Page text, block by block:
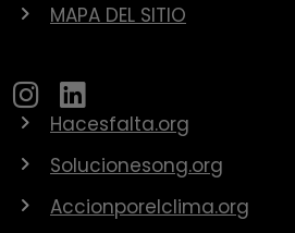
MAPA DEL SITIO
Hacesfalta.org
Solucionesong.org
Accionporelclima.org